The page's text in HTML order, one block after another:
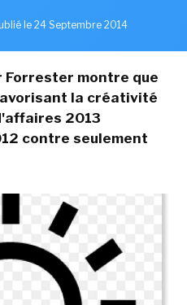
le 24 Septembre 2014
Forrester montre que
la créativité
2013
contre seulement